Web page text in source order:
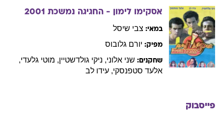
אסקימו לימון - החגיגה נמשכת 2001
במאי: צבי שיסל
מפיק: יורם גלובוס
שחקנים: שני אלוני, ניקי גולדשטיין, מוטי גלעדי,
אלעד סטפנסקי, עידו לב
פייסבוק